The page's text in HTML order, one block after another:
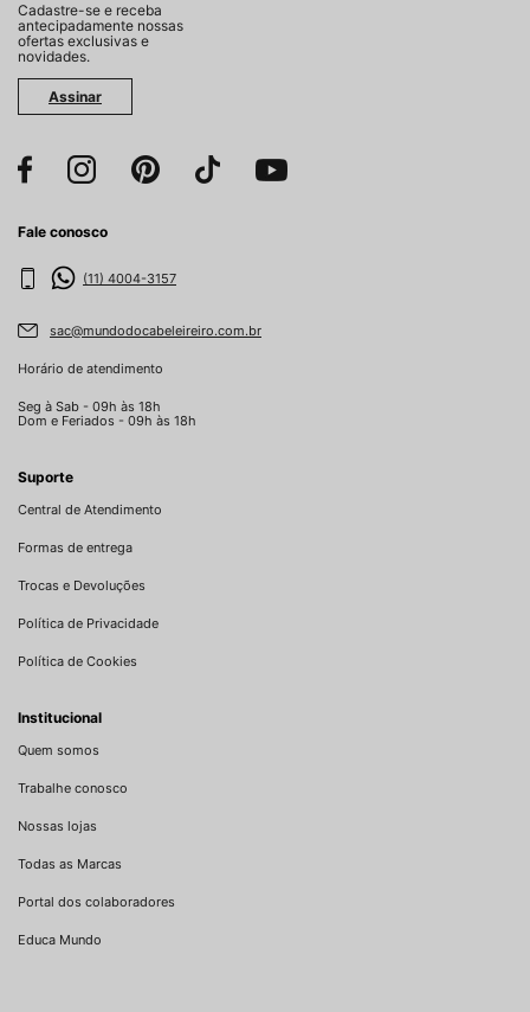
Cadastre-se e receba
antecipadamente nossas
ofertas exclusivas e
novidades.
Assinar
Fale conosco
(11) 4004-3157
sac@mundodocabeleireiro.com.br
Horário de atendimento
Seg à Sab - 09h às 18h
Dom e Feriados - 09h às 18h
Suporte
Central de Atendimento
Formas de entrega
Trocas e Devoluções
Política de Privacidade
Política de Cookies
Institucional
Quem somos
Trabalhe conosco
Nossas lojas
Todas as Marcas
Portal dos colaboradores
Educa Mundo